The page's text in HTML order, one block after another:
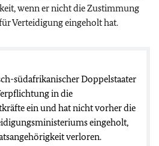
wenn er nicht die Zustimmung
Verteidigung eingeholt hat.
südafrikanischer Doppelstaater
in die
ein und hat nicht vorher die
eingeholt,
verloren.